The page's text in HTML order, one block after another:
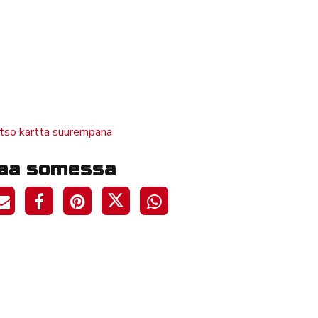
kartta suurempana
somessa